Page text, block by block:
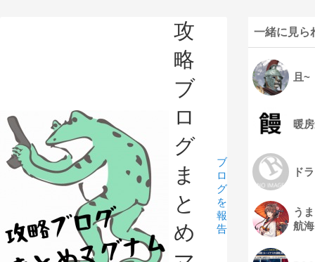
攻
略
ブ
ロ
グ
ま
と
め
ブ
ロ
グ
を
報
告
一緒に見ら
且
暖
ド
う
航